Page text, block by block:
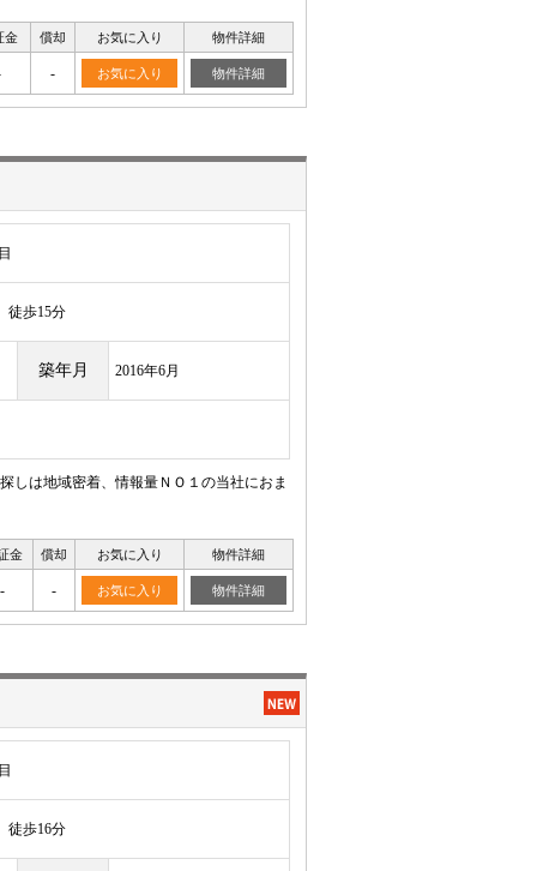
金 償却 お気に入り 物件詳細
- お気に入り 物件詳細
歩15分
築年月 2016年6月
は地域密着、情報量ＮＯ１の当社におま
金 償却 お気に入り 物件詳細
- - お気に入り 物件詳細
歩16分